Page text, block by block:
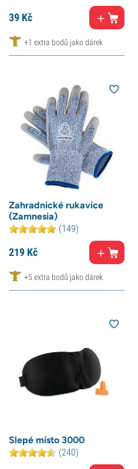
39 Kč
+1 extra bodů jako dárek
Zahradnické rukavice
(Zamnesia)
(149)
219 Kč
+5 extra bodů jako dárek
Slepé místo 3000
(240)